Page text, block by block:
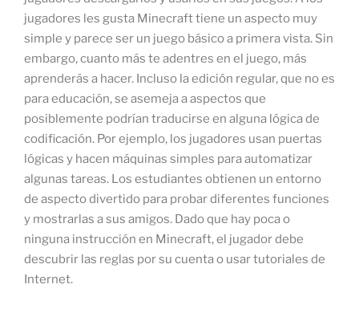
jugadores les gusta Minecraft tiene un aspecto muy
simple y parece ser un juego básico a primera vista. Sin
embargo, cuanto más te adentres en el juego, más
aprenderás a hacer. Incluso la edición regular, que no es
para educación, se asemeja a aspectos que
posiblemente podrían traducirse en alguna lógica de
codificación. Por ejemplo, los jugadores usan puertas
lógicas y hacen máquinas simples para automatizar
algunas tareas. Los estudiantes obtienen un entorno
de aspecto divertido para probar diferentes funciones
y mostrarlas a sus amigos. Dado que hay poca o
ninguna instrucción en Minecraft, el jugador debe
descubrir las reglas por su cuenta o usar tutoriales de
Internet.